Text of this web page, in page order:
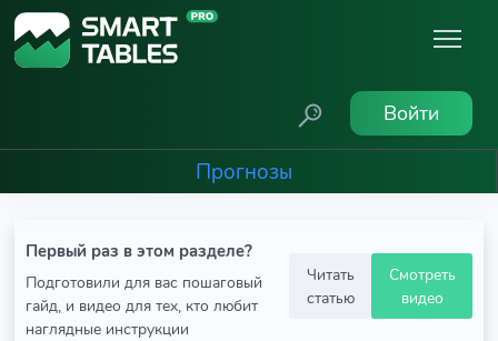
Войти
Прогнозы
Первый раз в этом разделе?
Подготовили для вас пошаговый
гайд, и видео для тех, кто любит
наглядные инструкции
Читать
статью
Смотреть
видео